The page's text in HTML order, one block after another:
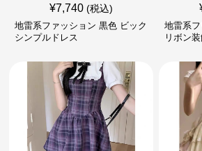
¥7,740 (税込)
地雷系ファッション 黒色 ビック
シンプルドレス
地雷系
リボン